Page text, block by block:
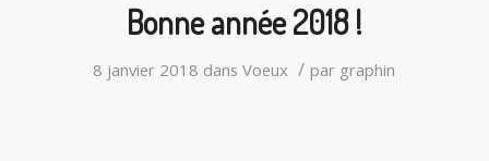
Bonne année 2018 !
8 janvier 2018 dansVoeux / par graphin